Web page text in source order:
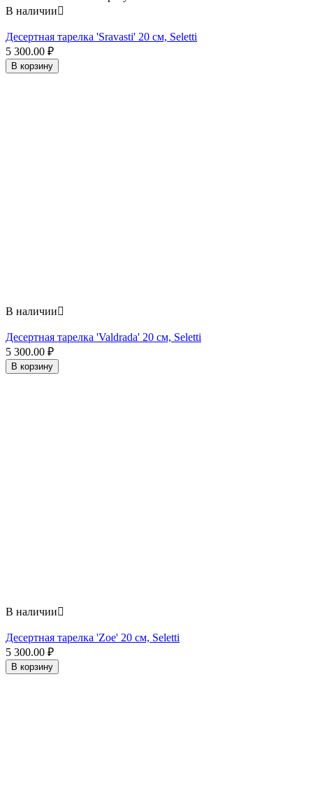
В наличии
Десертная тарелка 'Sravasti' 20 см, Seletti
5 300.00 ₽
В корзину
В наличии
Десертная тарелка 'Valdrada' 20 см, Seletti
5 300.00 ₽
В корзину
В наличии
Десертная тарелка 'Zoe' 20 см, Seletti
5 300.00 ₽
В корзину